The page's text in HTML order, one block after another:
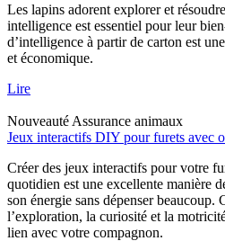
Les lapins adorent explorer et
intelligence est essentiel pour leur
d’intelligence à partir de carton est
et économique.
Lire
Nouveauté Assurance animaux
Jeux interactifs DIY pour furets avec
Créer des jeux interactifs pour votre
quotidien est une excellente manière
son énergie sans dépenser beaucoup.
l’exploration, la curiosité et la
lien avec votre compagnon.